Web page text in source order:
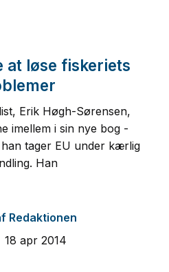
at løse fiskeriets
Erik Høgh-Sørensen,
imellem i sin nye bog -
tager EU under kærlig
Han
Redaktionen
18 apr 2014